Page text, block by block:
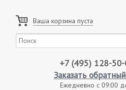
Ваша корзина пуста
+7 (495) 128-
Заказать
Ежедневно с 09:00